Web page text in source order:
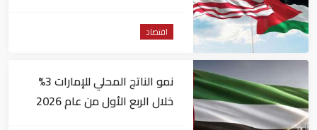
اقتصاد
نمو الناتج المحلي للإمارات 3%
خلال الربع الأول من عام 2026